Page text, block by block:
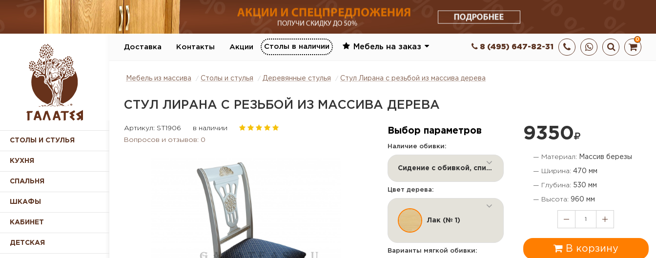
0
8 (495) 647-82-31
Доставка Контакты Акции Столы в наличии Мебель на заказ
СТОЛЫ И СТУЛЬЯ
КУХНЯ
СПАЛЬНЯ
ШКАФЫ
КАБИНЕТ
ДЕТСКАЯ
Мебель из массива Столы и стулья Деревянные стулья Стул Лирана с резьбой из массива дерева
СТУЛ ЛИРАНА С РЕЗЬБОЙ ИЗ МАССИВА ДЕРЕВА
Артикул: ST1906
в наличии
Вопросов и отзывов: 0
9350
— Материал: Массив березы
— Ширина: 470 мм
— Глубина: 530 мм
— Высота: 960 мм
1
В корзину
Выбор параметров
Наличие обивки:
Сидение с обивкой, спинка без обивки
Цвет дерева:
Лак (№ 1)
Варианты мягкой обивки: